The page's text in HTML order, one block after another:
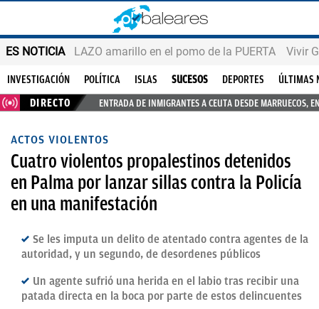
ES NOTICIA LAZO amarillo en el pomo de la PUERTA Vivir
INVESTIGACIÓN POLÍTICA ISLAS SUCESOS DEPORTES
ÚLTIMAS
DIRECTO
ENTRADA DE INMIGRANTES A CEUTA DESDE MARRUECOS,
ACTOS VIOLENTOS
Cuatro violentos propalestinos detenidos
en Palma por lanzar sillas contra la Policía
en una manifestación
Se les imputa un delito de atentado contra agentes de la
autoridad, y un segundo, de desordenes públicos
Un agente sufrió una herida en el labio tras recibir una
patada directa en la boca por parte de estos delincuentes